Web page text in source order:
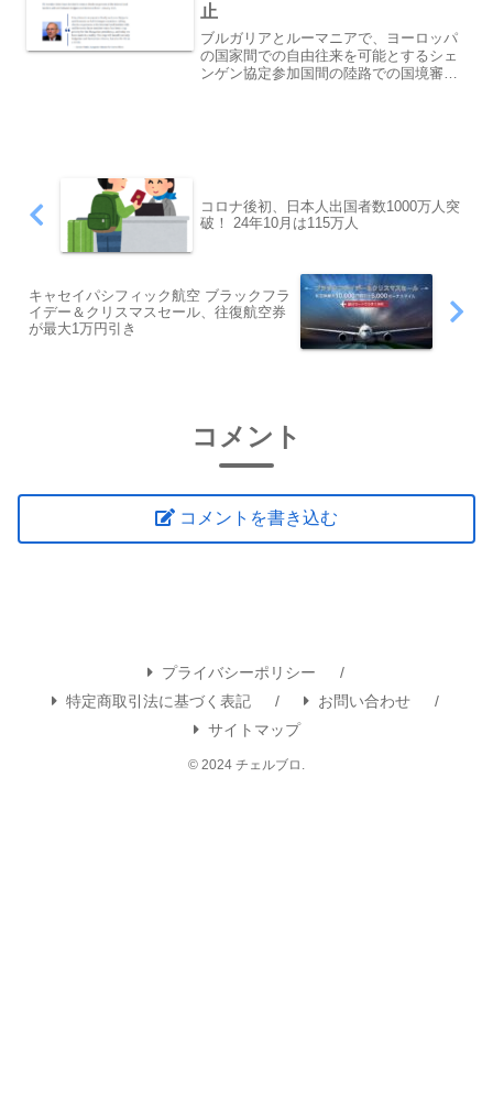
止
ブルガリアとルーマニアで、ヨーロッパ
の国家間での自由往来を可能とするシェ
ンゲン協定参加国間の陸路での国境審査
コロナ後初、日本人出国者数1000万人突
破！ 24年10月は115万人
キャセイパシフィック航空 ブラックフラ
イデー＆クリスマスセール、往復航空券
が最大1万円引き
コメント
コメントを書き込む
プライバシーポリシー
特定商取引法に基づく表記
お問い合わせ
サイトマップ
© 2024 チェルブロ.